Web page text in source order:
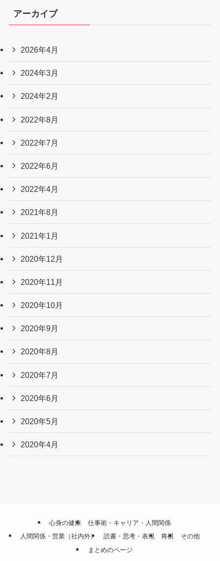
アーカイブ
2026年4月
2024年3月
2024年2月
2022年8月
2022年7月
2022年6月
2022年4月
2021年8月
2021年1月
2020年12月
2020年11月
2020年10月
2020年9月
2020年8月
2020年7月
2020年6月
2020年5月
2020年4月
心身の健康
仕事術・キャリア・人間関係
人間関係・営業（社内外）
読書・思考・表現 将棋
その他
まとめのページ